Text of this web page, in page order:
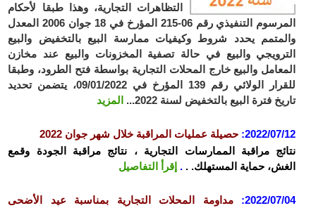
التظاهرات التجارية، وهذا طبقا لأحكام
المرسوم التنفيذي رقم 06-215 المؤرخ في 18 جوان 2006 المعدل
والمتمم يحدد شروط وكيفيات ممارسة البيع بالتخفيض والبيع
الترويجي والبيع في حالة تصفية المخزونات والبيع عند مخازن
المعامل والبيع خارج المحلات التجارية بواسطة فتح الطرود، وطبقا
للقرار الولائي رقم 139 المؤرخ في 09/01/2022، يتضمن تحديد
تاريخ فترة البيع بالتخفيض لسنة 2022...
المزيد
2022/07/12
: حصيلة عمليات المراقبة خلال شهر جوان 2022
نتائج مراقبة الممارسات التجارية ، نتائج مراقبة الجودة وقمع
الغش، حماية المستهلك. . . إقرأ التفاصيل
2022/07/04
:
مداومة المحلات التجارية بمناسبة عيد الأضحى